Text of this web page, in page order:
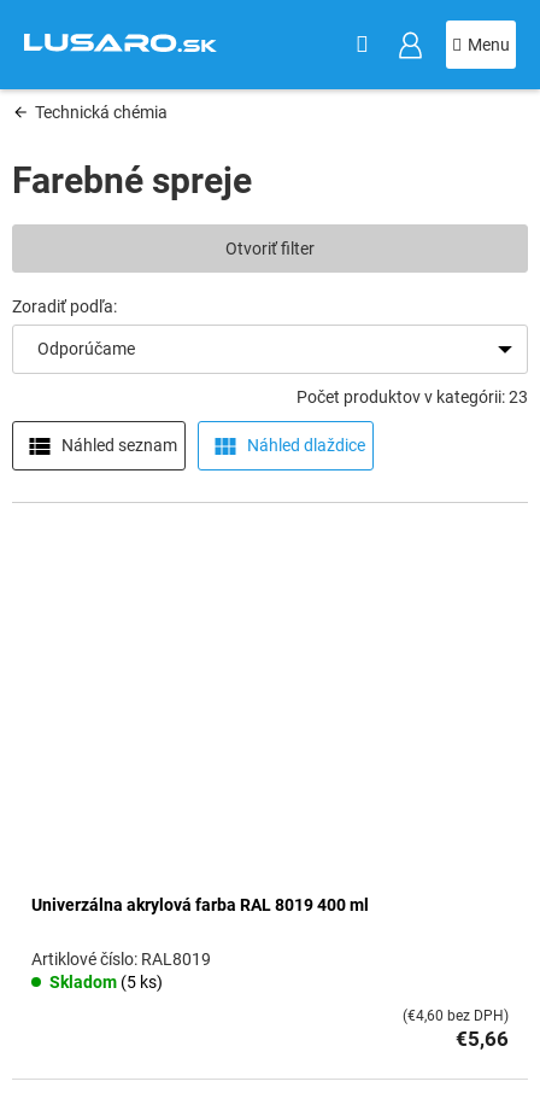
obsah
Technická chémia
Farebné spreje
Odporúčame
Počet produktov v kategórii: 23
Náhled seznam Náhled dlaždice
Otvoriť filter
V
ý
i
p
o
u
k
Univerzálna akrylová farba RAL 8019 400 ml
Skladom (5 ks)
RAL8019
€5,66
(€4,60 bez DPH)